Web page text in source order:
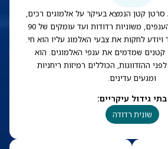
סרטן קטן הנמצא בעיקר על אלמוגים רכים,
שם הוא מסתווה בין הענפים, משוניות רדודות ועד עומקים של 90
ויודע לחקות את צבעי האלמוג עליו הוא חי.
קטנים שמדמים את ענפי האלמוגים. הוא
ההזדווגות, הכוללים רמיזות ריחניות
ומגעים עדינים.
בתי גידול עיקריים:
שונית רדודה